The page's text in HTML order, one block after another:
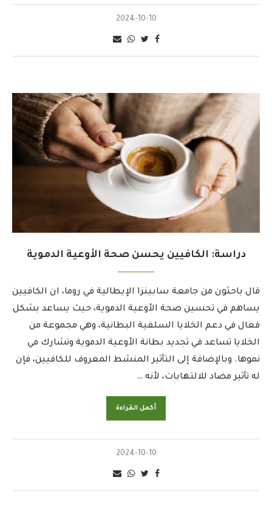
2024-10-10
دراسة: الكافيين يحسن صحة الأوعية الدموية
قال باحثون من جامعة سابينزا الإيطالية في روما، ان الكافيين
يساهم في تحسين صحة الأوعية الدموية، حيث يساعد بشكل
فعال في دعم الخلايا السلفية البطانية، وهي مجموعة من
الخلايا تساعد في تجديد بطانة الأوعية الدموية وتشارك في
نموها. وبالإضافة إلى التأثير المنشط المعروف للكافيين، فإن
له تأثير مضاد للالتهابات، لأنه …
أكمل القراءة
2024-10-10